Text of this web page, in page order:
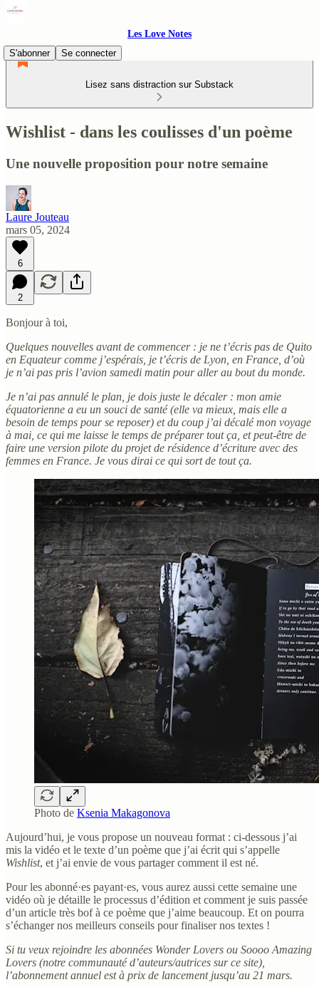
Les Love Notes
S'abonner
Se connecter
Lisez sans distraction sur Substack
Wishlist - dans les coulisses d'un poème
Une nouvelle proposition pour notre semaine
Laure Jouteau
mars 05, 2024
6
2
Bonjour à toi,
Quelques nouvelles avant de commencer : je ne t’écris pas de Quito
en Equateur comme j’espérais, je t’écris de Lyon, en France, d’où
je n’ai pas pris l’avion samedi matin pour aller au bout du monde.
Je n’ai pas annulé le plan, je dois juste le décaler : mon amie
équatorienne a eu un souci de santé (elle va mieux, mais elle a
besoin de temps pour se reposer) et du coup j’ai décalé mon voyage
à mai, ce qui me laisse le temps de préparer tout ça, et peut-être de
faire une version pilote du projet de résidence d’écriture avec des
femmes en France. Je vous dirai ce qui sort de tout ça.
Photo de Ksenia Makagonova
Aujourd’hui, je vous propose un nouveau format : ci-dessous j’ai
mis la vidéo et le texte d’un poème que j’ai écrit qui s’appelle
Wishlist, et j’ai envie de vous partager comment il est né.
Pour les abonné·es payant·es, vous aurez aussi cette semaine une
vidéo où je détaille le processus d’édition et comment je suis passée
d’un article très bof à ce poème que j’aime beaucoup. Et on pourra
s’échanger nos meilleurs conseils pour finaliser nos textes !
Si tu veux rejoindre les abonnées Wonder Lovers ou Soooo Amazing
Lovers (notre communauté d’auteurs/autrices sur ce site),
l’abonnement annuel est à prix de lancement jusqu’au 21 mars.